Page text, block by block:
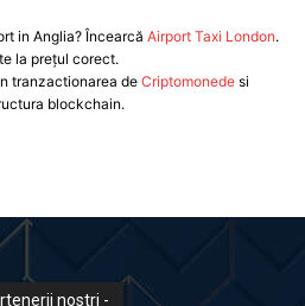
in Anglia? Încearcă Airport Taxi London.
la prețul corect.
tranzactionarea de Criptomonedesi
blockchain.
nostri -